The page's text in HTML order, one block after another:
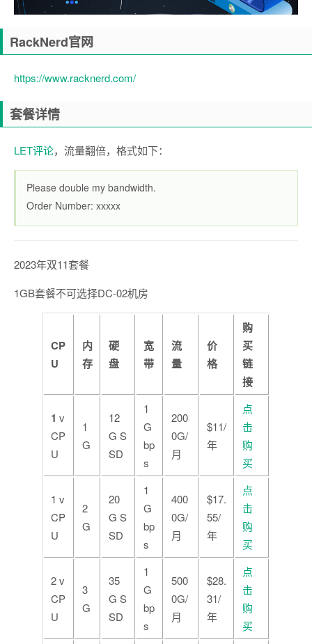
RackNerd官网
https://www.racknerd.com/
套餐详情
LET评论，流量翻倍，格式如下：
Please double my bandwidth.
Order Number: xxxxx
2023年双11套餐
1GB套餐不可选择DC-02机房
CP
U
内
存
硬
盘
宽
带
流
量
价
格
购
买
链
接
1 v
CP
U
1
G
12
G S
SD
1
G
bp
s
200
0G/
月
$11/
年
点
击
购
买
1 v
CP
U
2
G
20
G S
SD
1
G
bp
s
400
0G/
月
$17.
55/
年
点
击
购
买
2 v
CP
U
3
G
35
G S
SD
1
G
bp
s
500
0G/
月
$28.
31/
年
点
击
购
买